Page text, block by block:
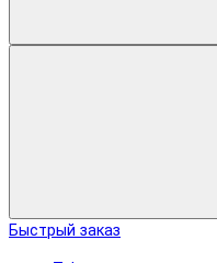
Быстрый заказ